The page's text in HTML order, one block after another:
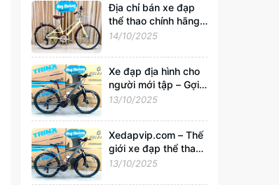
Địa chỉ bán xe đạp
thể thao chính hãng,
giá tốt nhất Hà Nội
14/10/2025
Xe đạp địa hình cho
người mới tập – Gợi ý
chọn xe tốt, giá chỉ
Xedapvip.com
13/10/2025
Xedapvip.com – Thế
giới xe đạp thể thao
và xe đạp giá rẻ chất
13/10/2025